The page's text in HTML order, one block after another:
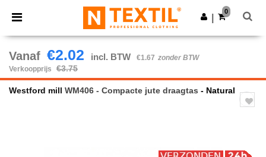
× Ntextil-app
Betere prijzen in de app!
Download app
0
Vanaf €2.02 incl. BTW €1.67 zonder BTW
Verkoopprijs
€3.75
Westford mill WM406 - Compacte jute draagtas - Natural